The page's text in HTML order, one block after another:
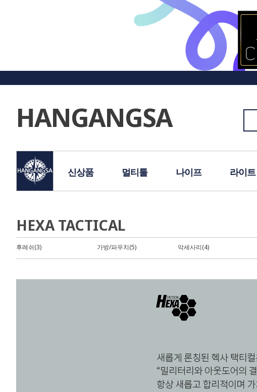
HANGANGSA
신상품 멀티툴 나이프 라이트
HEXA TACTICAL
후레쉬(3) 가방/파우치(5) 악세사리(4)